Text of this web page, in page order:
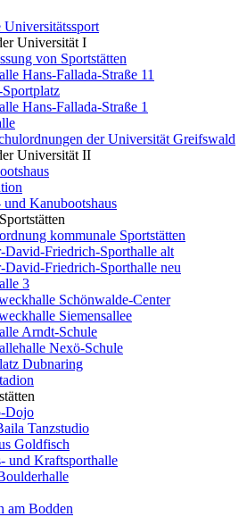
Universitätssport
Universität I
von Sportstätten
Hans-Fallada-Straße 11
Hans-Fallada-Straße 1
der Universität Greifswald
Universität II
und Kanubootshaus
kommunale Sportstätten
David-Friedrich-Sporthalle alt
David-Friedrich-Sporthalle neu
3
Schönwalde-Center
Siemensallee
Arndt-Schule
Nexö-Schule
Dubnaring
Dojo
Tanzstudio
Goldfisch
und Kraftsporthalle
am Bodden